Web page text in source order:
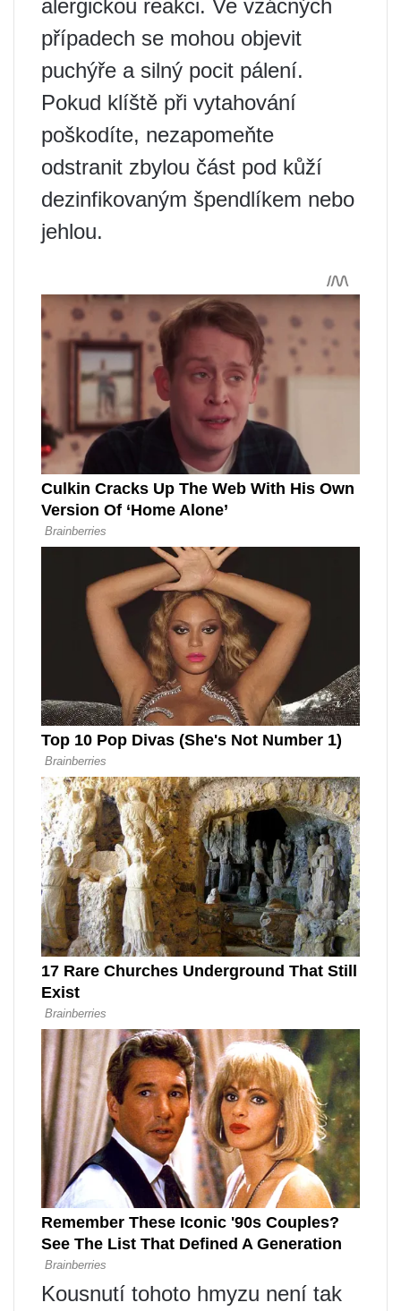
alergickou reakci. Ve vzácných
případech se mohou objevit
puchýře a silný pocit pálení.
Pokud klíště při vytahování
poškodíte, nezapomeňte
odstranit zbylou část pod kůží
dezinfikovaným špendlíkem nebo
jehlou.
Kousnutí tohoto hmyzu není tak